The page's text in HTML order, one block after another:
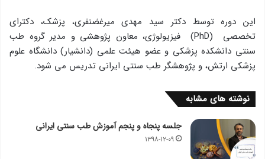
این دوره توسط دکتر سید مهدی میرغضنفری، پزشک، دکترای
تخصصی (PhD) فیزیولوژی، معاون پژوهشی و مدير گروه طب
سنتی دانشکده پزشکی و عضو هیئت علمی (دانشیار) دانشگاه علوم
پزشکی ارتش، و پژوهشگر طب سنتی ایرانی تدریس می شود.
نوشته های مشابه
جلسه پنجاه و پنجم آموزش طب سنتی ایرانی
۱۳۹۸-۱۲-۰۹